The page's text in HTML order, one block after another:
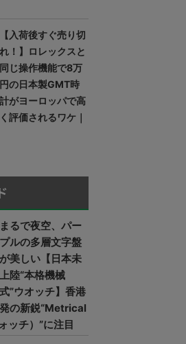
【入荷後すぐ売り切
れ！】ロレックスと
同じ操作機能で8万
円の日本製GMT時
計がヨーロッパで高
く評価されるワケ｜
まるで夜空、パー
プルの多層文字盤
が美しい【日本未
上陸“本格機械
式”ウオッチ】香港
発の新鋭“Metrical
ッチ）”に注目